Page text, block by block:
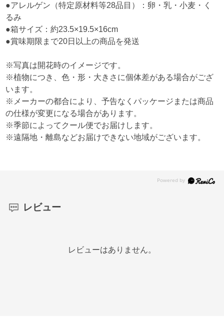
●アレルゲン（特定原材料等28品目）：卵・乳・小麦・く
るみ
●箱サイズ：約23.5×19.5×16cm
●賞味期限まで20日以上の商品を発送
※写真は開花時のイメージです。
※植物につき、色・形・大きさに個体差がある場合がござ
います。
※メーカーの都合により、予告なくパッケージまたは商品
の仕様が変更になる場合があります。
※季節によってクール便でお届けします。
※遠隔地・離島などお届けできない地域がございます。
レビュー
レビューはありません。